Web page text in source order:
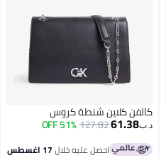
كالفن كلاين شنطة كروس
د.ب‏61.38
127.82
51% OFF
احصل عليه خلال17 اغسطس